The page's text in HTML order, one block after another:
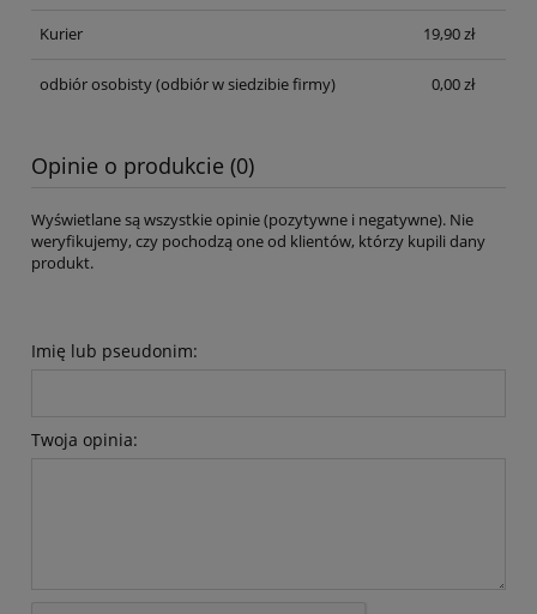
Kurier 19,90 zł
odbiór osobisty(odbiór w siedzibie firmy) 0,00 zł
Opinie o produkcie (0)
Wyświetlane są wszystkie opinie (pozytywne i negatywne). Nie
weryfikujemy, czy pochodzą one od klientów, którzy kupili dany
produkt.
Imię lub pseudonim:
Twoja opinia: